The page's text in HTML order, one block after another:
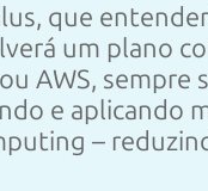
que
um plano
AWS, sempre
e aplicando
–